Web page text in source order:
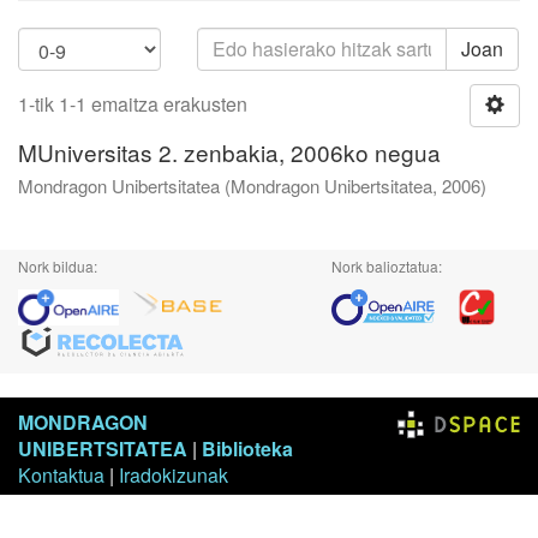
Joan
1-tik 1-1 emaitza erakusten
MUniversitas 2. zenbakia, 2006ko negua
Mondragon Unibertsitatea (Mondragon Unibertsitatea, 2006)
Nork bildua: Nork balioztatua:
MONDRAGON
UNIBERTSITATEA | Biblioteka
Kontaktua | Iradokizunak